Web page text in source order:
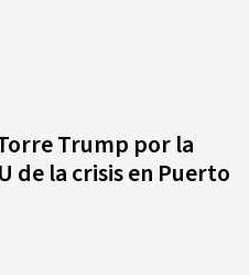
Trump por la
de la crisis en Puerto